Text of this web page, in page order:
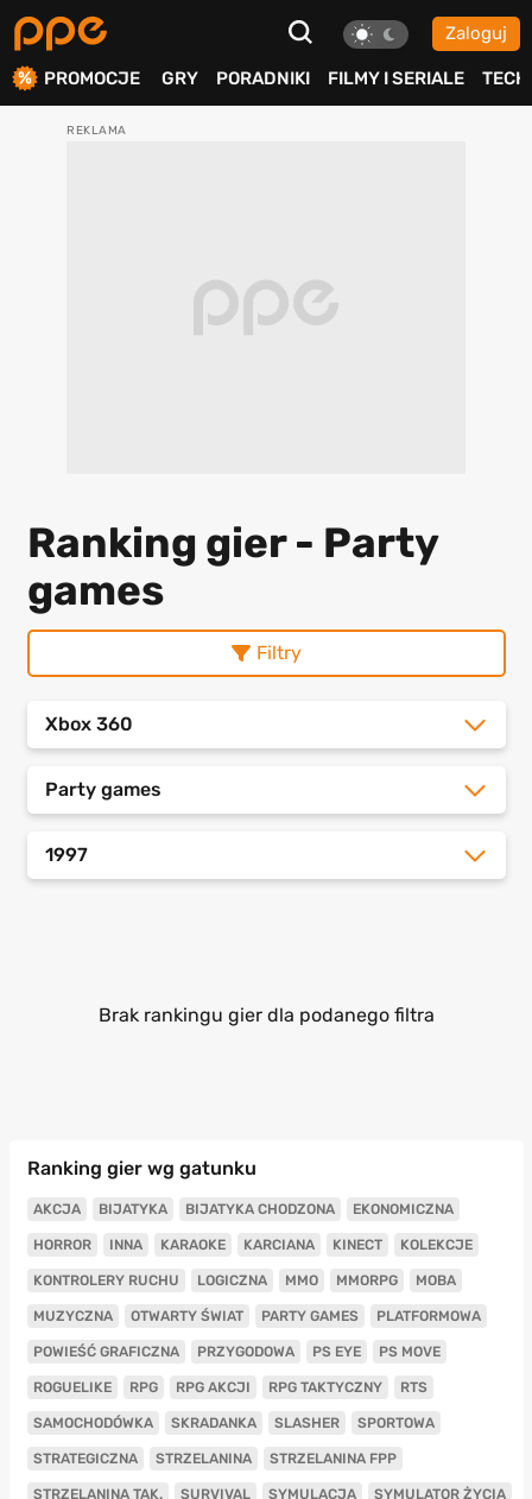
Zaloguj
PROMOCJE GRY PORADNIKI FILMY I SERIALE TECH
Ranking gier - Party
games
Filtry
Xbox 360
Party games
1997
Brak rankingu gier dla podanego filtra
Ranking gier wg gatunku
AKCJA BIJATYKA BIJATYKA CHODZONA EKONOMICZNA
HORROR INNA KARAOKE KARCIANA KINECT KOLEKCJE
KONTROLERY RUCHU LOGICZNA MMO MMORPG MOBA
MUZYCZNA OTWARTY ŚWIAT PARTY GAMES PLATFORMOWA
POWIEŚĆ GRAFICZNA PRZYGODOWA PS EYE PS MOVE
ROGUELIKE RPG RPG AKCJI RPG TAKTYCZNY RTS
SAMOCHODÓWKA SKRADANKA SLASHER SPORTOWA
STRATEGICZNA STRZELANINA STRZELANINA FPP
STRZELANINA TAK. SURVIVAL SYMULACJA SYMULATOR ŻYCIA